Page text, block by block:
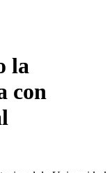
la
con